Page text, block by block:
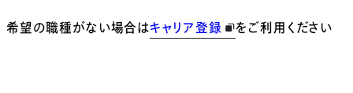
希望の職種がない場合はキャリア登録 をご利用ください